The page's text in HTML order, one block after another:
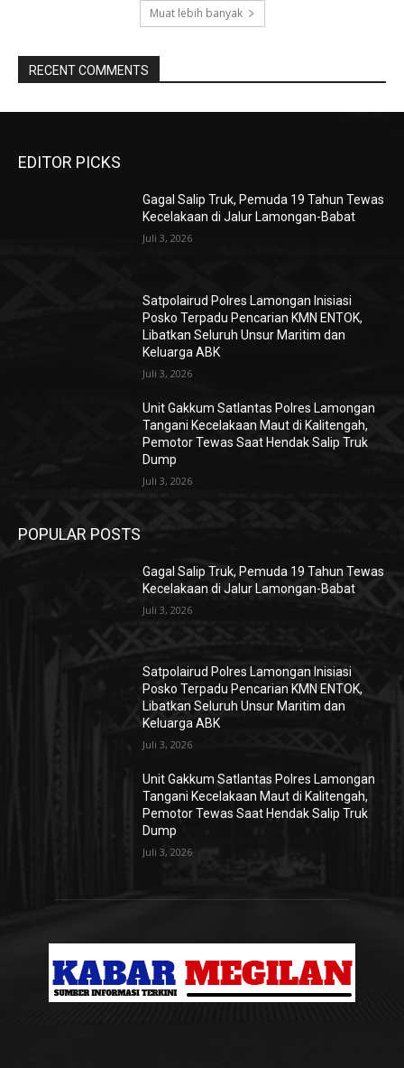
Muat lebih banyak
RECENT COMMENTS
EDITOR PICKS
Gagal Salip Truk, Pemuda 19 Tahun Tewas
Kecelakaan di Jalur Lamongan-Babat
Juli 3, 2026
Satpolairud Polres Lamongan Inisiasi
Posko Terpadu Pencarian KMN ENTOK,
Libatkan Seluruh Unsur Maritim dan
Keluarga ABK
Juli 3, 2026
Unit Gakkum Satlantas Polres Lamongan
Tangani Kecelakaan Maut di Kalitengah,
Pemotor Tewas Saat Hendak Salip Truk
Dump
Juli 3, 2026
POPULAR POSTS
Gagal Salip Truk, Pemuda 19 Tahun Tewas
Kecelakaan di Jalur Lamongan-Babat
Juli 3, 2026
Satpolairud Polres Lamongan Inisiasi
Posko Terpadu Pencarian KMN ENTOK,
Libatkan Seluruh Unsur Maritim dan
Keluarga ABK
Juli 3, 2026
Unit Gakkum Satlantas Polres Lamongan
Tangani Kecelakaan Maut di Kalitengah,
Pemotor Tewas Saat Hendak Salip Truk
Dump
Juli 3, 2026